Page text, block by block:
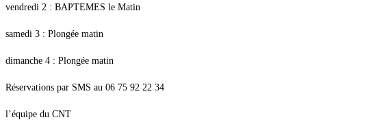
vendredi 2 : BAPTEMES le Matin
samedi 3 : Plongée matin
dimanche 4 : Plongée matin
Réservations par SMS au 06 75 92 22 34
l’équipe du CNT